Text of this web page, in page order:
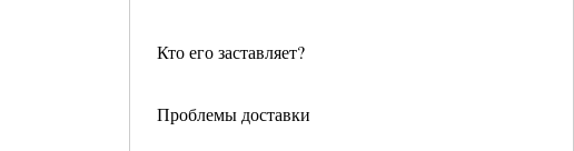
Кто его заставляет?
Проблемы доставки